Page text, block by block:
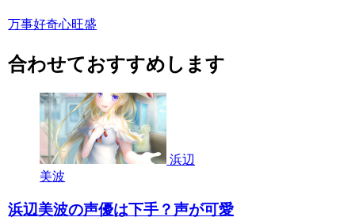
万事好奇心旺盛
合わせておすすめします
浜辺
美波
浜辺美波の声優は下手？声が可愛